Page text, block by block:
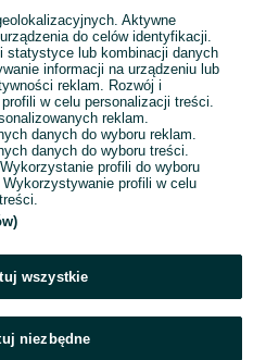
studenta
Prawo jazdy: Kat. B
+ 2 inne
Kierowca - Łódzkie
Aktywne
do celów identyfikacji.
statystyce lub kombinacji danych
informacji na urządzeniu lub
reklam. Rozwój i
w celu personalizacji treści.
reklam.
danych do wyboru reklam.
danych do wyboru treści.
profili do wyboru
profili w celu
wszystkie
niezbędne